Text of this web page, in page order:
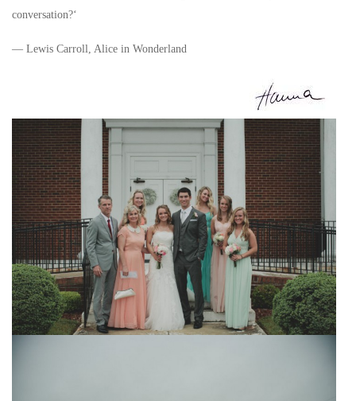
conversation?‘
― Lewis Carroll, Alice in Wonderland